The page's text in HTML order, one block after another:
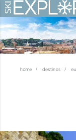
home destinos